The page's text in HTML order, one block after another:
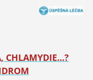
CHLAMYDIE...?